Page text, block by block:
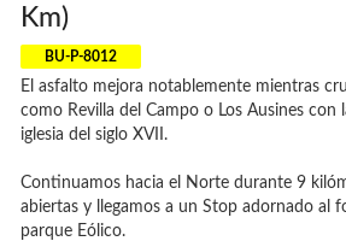
Km)
BU-P-8012
El asfalto mejora notablemente mientras
como Revilla del Campo o Los Ausines con
iglesia del siglo XVII.
Continuamos hacia el Norte durante 9
abiertas y llegamos a un Stop adornado al
parque Eólico.